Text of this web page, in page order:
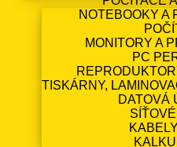
NOTEBOOKY A
MONITORY A
PC
TISKÁRNY,
DATOVÁ